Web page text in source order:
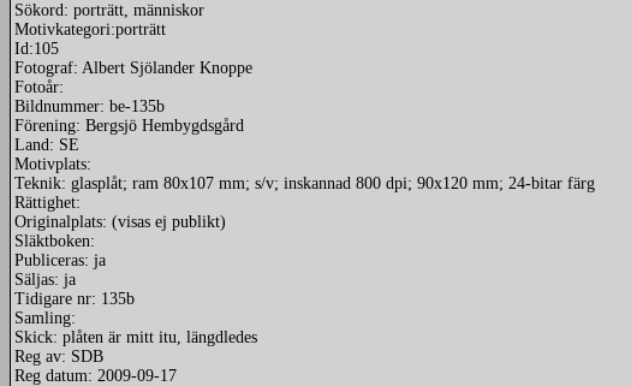
Sökord: porträtt, människor
Motivkategori:porträtt
Id:105
Fotograf: Albert Sjölander Knoppe
Fotoår:
Bildnummer: be-135b
Förening: Bergsjö Hembygdsgård
Land: SE
Motivplats:
Teknik: glasplåt; ram 80x107 mm; s/v; inskannad 800 dpi; 90x120 mm; 24-bitar färg
Rättighet:
Originalplats: (visas ej publikt)
Släktboken:
Publiceras: ja
Säljas: ja
Tidigare nr: 135b
Samling:
Skick: plåten är mitt itu, längdledes
Reg av: SDB
Reg datum: 2009-09-17